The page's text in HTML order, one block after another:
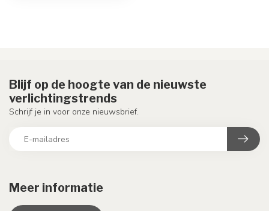
Meer informatie
Blijf op de hoogte van de nieuwste
verlichtingstrends
Schrijf je in voor onze nieuwsbrief.